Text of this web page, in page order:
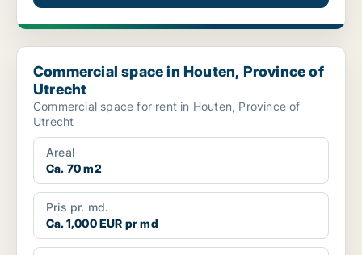
Commercial space in Houten, Province of Utrecht
Commercial space in Houten, Province of
Utrecht
Commercial space for rent in Houten, Province of
Utrecht
Areal
Ca. 70 m2
Pris pr. md.
Ca. 1,000 EUR pr md